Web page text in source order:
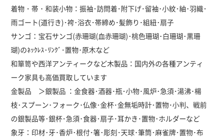
着物・帯・和装小物：振袖･訪問着･附下げ･留袖･小紋･紬･羽織･
雨ゴート(道行き)･袴･浴衣･帯締め･髪飾り･組紐･扇子
サンゴ：宝石サンゴ(赤珊瑚(血赤珊瑚)･桃色珊瑚･白珊瑚･黒珊
瑚)のﾈｯｸﾚｽ･ﾘﾝｸﾞ･置物･原木など
和箪笥や西洋アンティークなど木製品：国内外の各種アンティ
ーク家具も高価買取しています
金製品 ＞銀製品 ：金食器･酒器･瓶･小物･風炉･急須･湯沸･楊
枝･スプーン･フォーク･仏像･金杯･金無垢時計･置物･小判、戦前
の銀製品等･銀杯･急須･食器･扇子･耳かき･置物･ホルダーなど
象牙：印材･牙･香炉･根付･箸･彫刻･天球･筆筒･麻雀牌･置物･布